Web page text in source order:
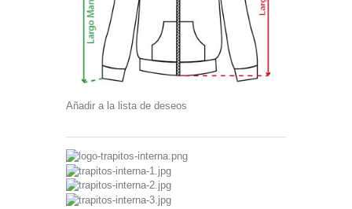
Añadir a la lista de deseos